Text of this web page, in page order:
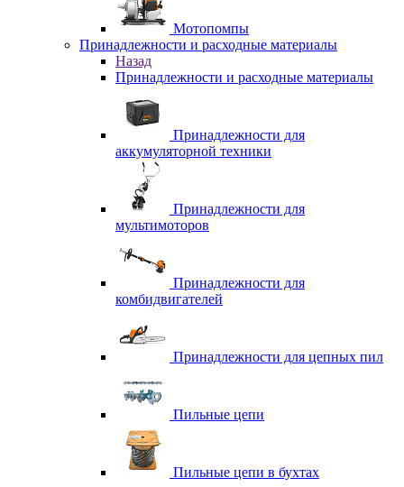
Мотопомпы
Принадлежности и расходные материалы
Назад
Принадлежности и расходные материалы
Принадлежности для
аккумуляторной техники
Принадлежности для
мультимоторов
Принадлежности для
комбидвигателей
Принадлежности для цепных пил
Пильные цепи
Пильные цепи в бухтах